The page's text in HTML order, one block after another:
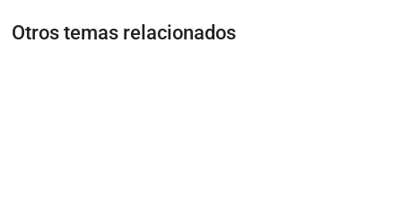
Otros temas relacionados